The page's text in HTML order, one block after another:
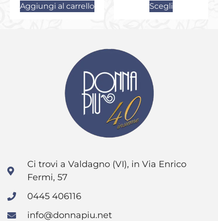
Aggiungi al carrello Scegli
Ci trovi a Valdagno (VI), in Via Enrico
Fermi, 57
0445 406116
info@donnapiu.net